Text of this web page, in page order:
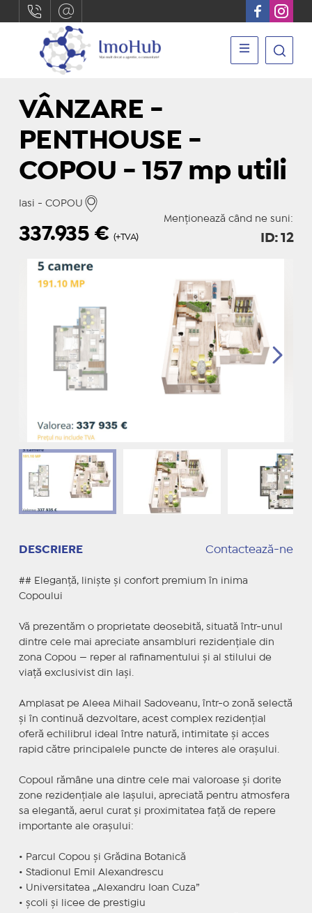
VÂNZARE -
PENTHOUSE -
COPOU - 157 mp utili
Iasi - COPOU
Menționează când ne suni:
337.935 € (+TVA) ID: 12
DESCRIERE Contactează-ne
## Eleganță, liniște și confort premium în inima
Copoului
Vă prezentăm o proprietate deosebită, situată într-unul
dintre cele mai apreciate ansambluri rezidențiale din
zona Copou — reper al rafinamentului și al stilului de
viață exclusivist din Iași.
Amplasat pe Aleea Mihail Sadoveanu, într-o zonă selectă
și în continuă dezvoltare, acest complex rezidențial
oferă echilibrul ideal între natură, intimitate și acces
rapid către principalele puncte de interes ale orașului.
Copoul rămâne una dintre cele mai valoroase și dorite
zone rezidențiale ale Iașului, apreciată pentru atmosfera
sa elegantă, aerul curat și proximitatea față de repere
importante ale orașului:
• Parcul Copou și Grădina Botanică
• Stadionul Emil Alexandrescu
• Universitatea „Alexandru Ioan Cuza”
• școli și licee de prestigiu